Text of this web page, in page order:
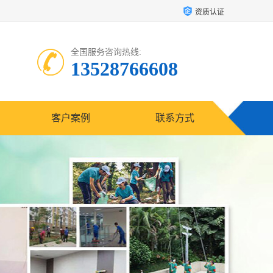
资质认证
全国服务咨询热线:
13528766608
客户案例 联系方式